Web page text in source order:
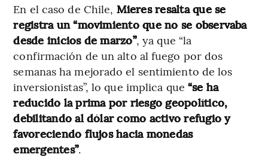
En el caso de Chile, Mieres resalta que se
registra un “movimiento que no se observaba
desde inicios de marzo”, ya que “la
confirmación de un alto al fuego por dos
semanas ha mejorado el sentimiento de los
inversionistas”, lo que implica que “se ha
reducido la prima por riesgo geopolítico,
debilitando al dólar como activo refugio y
favoreciendo flujos hacia monedas
emergentes”.